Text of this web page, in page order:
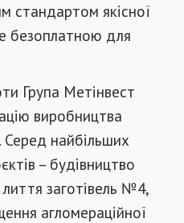
стандартом якісної
безоплатною для
Група Метінвест
виробництва
найбільших
– будівництво
заготівель №4,
агломераційної